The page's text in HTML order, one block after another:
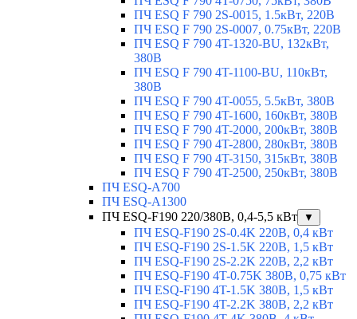
ПЧ ESQ F 790 2S-0015, 1.5кВт, 220В
ПЧ ESQ F 790 2S-0007, 0.75кВт, 220В
ПЧ ESQ F 790 4T-1320-BU, 132кВт,
380В
ПЧ ESQ F 790 4T-1100-BU, 110кВт,
380В
ПЧ ESQ F 790 4T-0055, 5.5кВт, 380В
ПЧ ESQ F 790 4T-1600, 160кВт, 380В
ПЧ ESQ F 790 4T-2000, 200кВт, 380В
ПЧ ESQ F 790 4T-2800, 280кВт, 380В
ПЧ ESQ F 790 4T-3150, 315кВт, 380В
ПЧ ESQ F 790 4T-2500, 250кВт, 380В
ПЧ ESQ-A700
ПЧ ESQ-A1300
ПЧ ESQ-F190 220/380В, 0,4-5,5 кВт
▼
ПЧ ESQ-F190 2S-0.4K 220В, 0,4 кВт
ПЧ ESQ-F190 2S-1.5K 220В, 1,5 кВт
ПЧ ESQ-F190 2S-2.2K 220В, 2,2 кВт
ПЧ ESQ-F190 4T-0.75K 380В, 0,75 кВт
ПЧ ESQ-F190 4T-1.5K 380В, 1,5 кВт
ПЧ ESQ-F190 4T-2.2K 380В, 2,2 кВт